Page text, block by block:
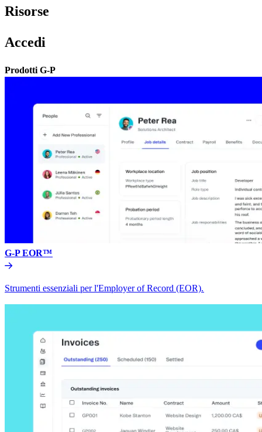
Risorse​​
Accedi​​
Prodotti G-P​​
G-P EOR™​​
Strumenti essenziali per l'Employer of Record (EOR).​​